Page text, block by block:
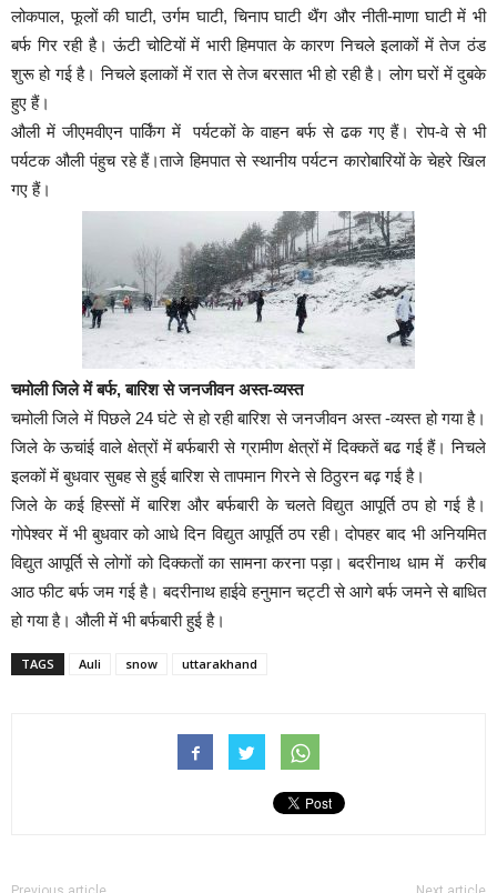
लोकपाल, फूलों की घाटी, उर्गम घाटी, चिनाप घाटी थैंग और नीती-माणा घाटी में भी
बर्फ गिर रही है। ऊंटी चोटियों में भारी हिमपात के कारण निचले इलाकों में तेज ठंड
शुरू हो गई है। निचले इलाकों में रात से तेज बरसात भी हो रही है। लोग घरों में दुबके
हुए हैं।
औली में जीएमवीएन पार्किंग में पर्यटकों के वाहन बर्फ से ढक गए हैं। रोप-वे से भी
पर्यटक औली पंहुच रहे हैं।ताजे हिमपात से स्थानीय पर्यटन कारोबारियों के चेहरे खिल
गए हैं।
चमोली जिले में बर्फ, बारिश से जनजीवन अस्त-व्यस्त
चमोली जिले में पिछले 24 घंटे से हो रही बारिश से जनजीवन अस्त -व्यस्त हो गया है।
जिले के ऊचांई वाले क्षेत्रों में बर्फबारी से ग्रामीण क्षेत्रों में दिक्कतें बढ गई हैं। निचले
इलकों में बुधवार सुबह से हुई बारिश से तापमान गिरने से ठिठुरन बढ़ गई है।
जिले के कई हिस्सों में बारिश और बर्फबारी के चलते विद्युत आपूर्ति ठप हो गई है।
गोपेश्वर में भी बुधवार को आधे दिन विद्युत आपूर्ति ठप रही। दोपहर बाद भी अनियमित
विद्युत आपूर्ति से लोगों को दिक्कतों का सामना करना पड़ा। बदरीनाथ धाम में करीब
आठ फीट बर्फ जम गई है। बदरीनाथ हाईवे हनुमान चट्टी से आगे बर्फ जमने से बाधित
हो गया है। औली में भी बर्फबारी हुई है।
TAGS Auli snow uttarakhand